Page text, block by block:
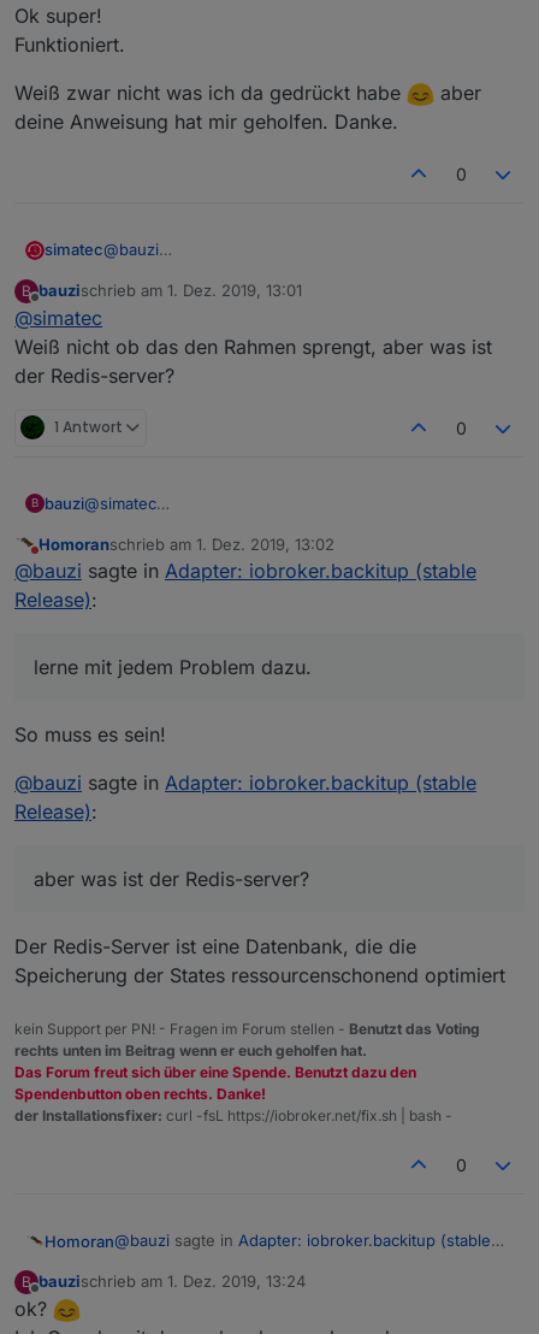
Objects database:
Data Directory: ../../iobroker-data/
jetzt mit 3x Enter in die 4. Zeile in der redis steht, da
Ok super!
Funktioniert.
Weiß zwar nicht was ich da gedrückt habe
aber
deine Anweisung hat mir geholfen. Danke.
0
simatec@bauzi
@Homorangeschrieben hat.
B
Offline
bauzischrieb am 1. Dez. 2019, 13:01
zuletzt editiert von
@simatec
Weiß nicht ob das den Rahmen sprengt, aber was ist
der Redis-server?
1 Antwort 0
B bauzi@simatec
Hm... leider habe ich davon keine Ahnung und lerne mit
jedem Problem dazu.
Wie gesagt ich habe debian auf Proxmox installiert und
Wiederherstellen.
Nicht stören
Homoranschrieb am 1. Dez. 2019, 13:02
zuletzt editiert von
@bauzi sagte in Adapter: iobroker.backitup (stable
Release):
lerne mit jedem Problem dazu.
So muss es sein!
@bauzi sagte in Adapter: iobroker.backitup (stable
Release):
aber was ist der Redis-server?
Der Redis-Server ist eine Datenbank, die die
Speicherung der States ressourcenschonend optimiert
kein Support per PN! - Fragen im Forum stellen - Benutzt das Voting
rechts unten im Beitrag wenn er euch geholfen hat.
Das Forum freut sich über eine Spende. Benutzt dazu den
Spendenbutton oben rechts. Danke!
der Installationsfixer: curl -fsL https://iobroker.net/fix.sh | bash -
0
Homoran@bauzi sagte in Adapter: iobroker.backitup (stable
B
Offline
bauzischrieb am 1. Dez. 2019, 13:24
zuletzt editiert von
ok?